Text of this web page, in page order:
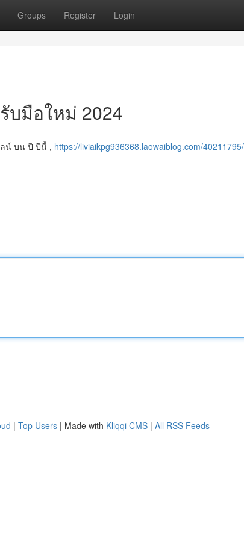
Groups Register Login
บมือใหม่ 2024
น์ บน ปี ปีนี้ , https://liviaikpg936368.laowaiblog.com/
| Top Users | Made with Kliqqi CMS | All RSS Feeds